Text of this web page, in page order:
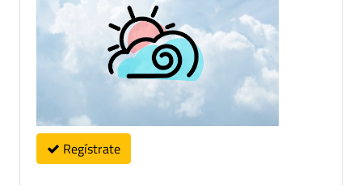
Regístrate